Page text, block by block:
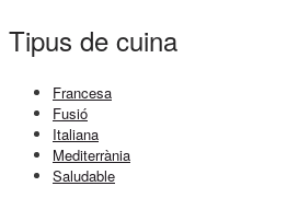
Tipus de cuina
Francesa
Fusió
Italiana
Mediterrània
Saludable